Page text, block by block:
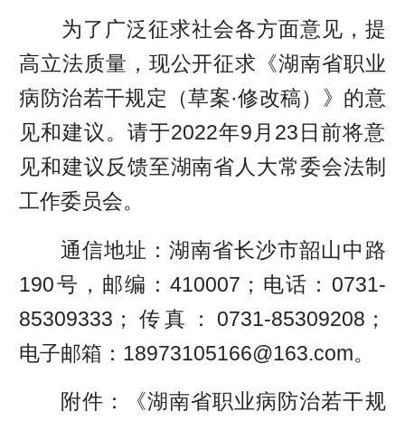
为了广泛征求社会各方面意见，提
高立法质量，现公开征求《湖南省职业
病防治若干规定（草案·修改稿）》的意
见和建议。请于2022年9月23日前将意
见和建议反馈至湖南省人大常委会法制
工作委员会。
通信地址：湖南省长沙市韶山中路
190号，邮编：410007；电话：0731-
85309333；传真：0731-85309208；
电子邮箱：18973105166@163.com。
附件：《湖南省职业病防治若干规